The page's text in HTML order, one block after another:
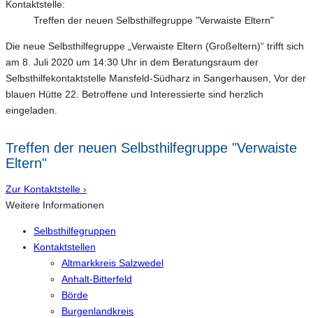
Kontaktstelle:
Treffen der neuen Selbsthilfegruppe "Verwaiste Eltern"
Die neue Selbsthilfegruppe „Verwaiste Eltern (Großeltern)“ trifft sich
am 8. Juli 2020 um 14:30 Uhr in dem Beratungsraum der
Selbsthilfekontaktstelle Mansfeld-Südharz in Sangerhausen, Vor der
blauen Hütte 22. Betroffene und Interessierte sind herzlich
eingeladen.
Treffen der neuen Selbsthilfegruppe "Verwaiste
Eltern"
Zur Kontaktstelle ›
Weitere Informationen
Selbsthilfegruppen
Kontaktstellen
Altmarkkreis Salzwedel
Anhalt-Bitterfeld
Börde
Burgenlandkreis